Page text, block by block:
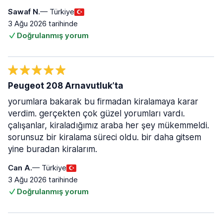
Sawaf N.— Türkiye
3 Ağu 2026 tarihinde
Doğrulanmış yorum
Can A.— Türkiye
3 Ağu 2026 tarihinde
Doğrulanmış yorum
Peugeot 208 Arnavutluk’ta
yorumlara bakarak bu firmadan kiralamaya karar
verdim. gerçekten çok güzel yorumları vardı.
çalışanlar, kiraladığımız araba her şey mükemmeldi.
sorunsuz bir kiralama süreci oldu. bir daha gitsem
yine buradan kiralarım.